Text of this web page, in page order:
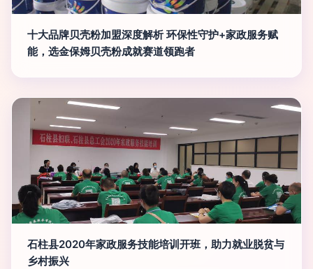
十大品牌贝壳粉加盟深度解析 环保性守护+家政服务赋
能，选金保姆贝壳粉成就赛道领跑者
石柱县2020年家政服务技能培训开班，助力就业脱贫与
乡村振兴